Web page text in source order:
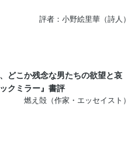
評者：小野絵里華（詩人）
どこか残念な男たちの欲望と哀
クミラー』書評
燃え殻（作家・エッセイスト）